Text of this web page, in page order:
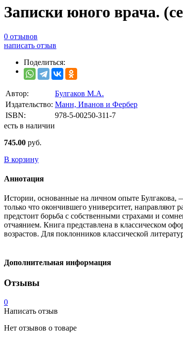
Записки юного врача.
0 отзывов
написать отзыв
Поделиться:
Автор:
Булгаков М.А.
Издательство: Манн, Иванов и Фербер
ISBN:
978-5-00250-311-7
есть в наличии
745.00 руб.
В корзину
Аннотация
Истории, основанные на личном опыте Булгакова,
только что окончившего университет,
предстоит борьба с собственными страхами и
отчаянием. Книга представлена в классическом
возрастов. Для поклонников классической
Дополнительная информация
Отзывы
0
Написать отзыв
Нет отзывов о товаре